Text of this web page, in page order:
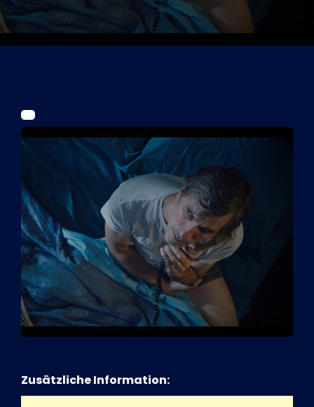
Tickets
Kurier Romy 2026
Zusätzliche Information: